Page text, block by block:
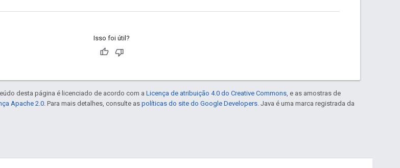
Isso foi útil?
desta página é licenciado de acordo com a Licença de atribuição 4.0 do Creative Commons , e as amostras de
Apache 2.0 . Para mais detalhes, consulte as políticas do site do Google Developers . Java é uma marca registrada da